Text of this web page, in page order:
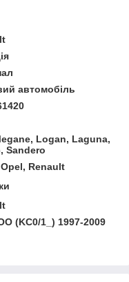
автомобіль
Logan, Laguna,
Sandero
Renault
(KC0/1_) 1997-2009